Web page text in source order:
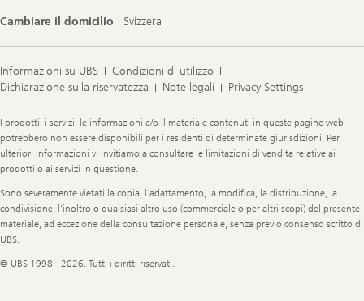
Cambiare il domicilio Svizzera
Informazioni su UBS
Condizioni di utilizzo
Dichiarazione sulla riservatezza
Note legali Privacy Settings
Legal
Information
I prodotti, i servizi, le informazioni e/o il materiale contenuti in queste pagine web
potrebbero non essere disponibili per i residenti di determinate giurisdizioni. Per
ulteriori informazioni vi invitiamo a consultare le limitazioni di vendita relative ai
prodotti o ai servizi in questione.
Sono severamente vietati la copia, l’adattamento, la modifica, la distribuzione, la
condivisione, l’inoltro o qualsiasi altro uso (commerciale o per altri scopi) del presente
materiale, ad eccezione della consultazione personale, senza previo consenso scritto di
UBS.
© UBS 1998 - 2026. Tutti i diritti riservati.